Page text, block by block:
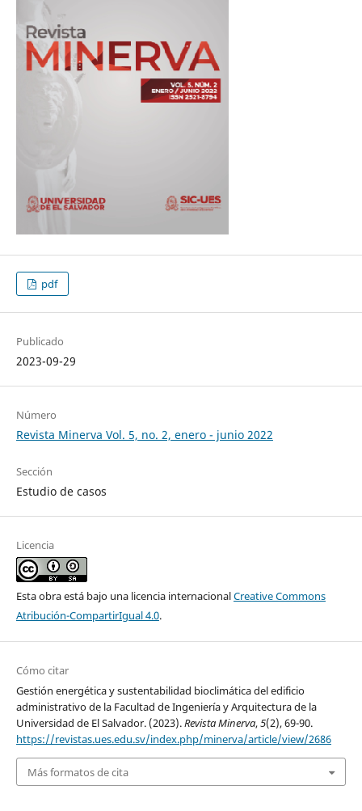
pdf
Publicado
2023-09-29
Número
Revista Minerva Vol. 5, no. 2, enero - junio 2022
Sección
Estudio de casos
Licencia
Esta obra está bajo una licencia internacionalCreative Commons
Atribución-CompartirIgual 4.0.
Cómo citar
Gestión energética y sustentabilidad bioclimática del edificio
administrativo de la Facultad de Ingeniería y Arquitectura de la
Universidad de El Salvador. (2023).Revista Minerva,5(2), 69-90.
https://revistas.ues.edu.sv/index.php/minerva/article/view/2686
Más formatos de cita